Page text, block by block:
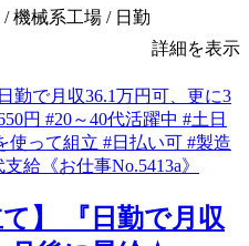
機械系工場 / 日勤
詳細を表示
】 『日勤で月収